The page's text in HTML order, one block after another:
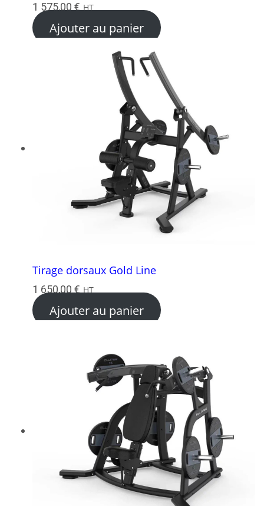
1 575,00 € HT
Ajouter au panier
Tirage dorsaux Gold Line
1 650,00 € HT
Ajouter au panier